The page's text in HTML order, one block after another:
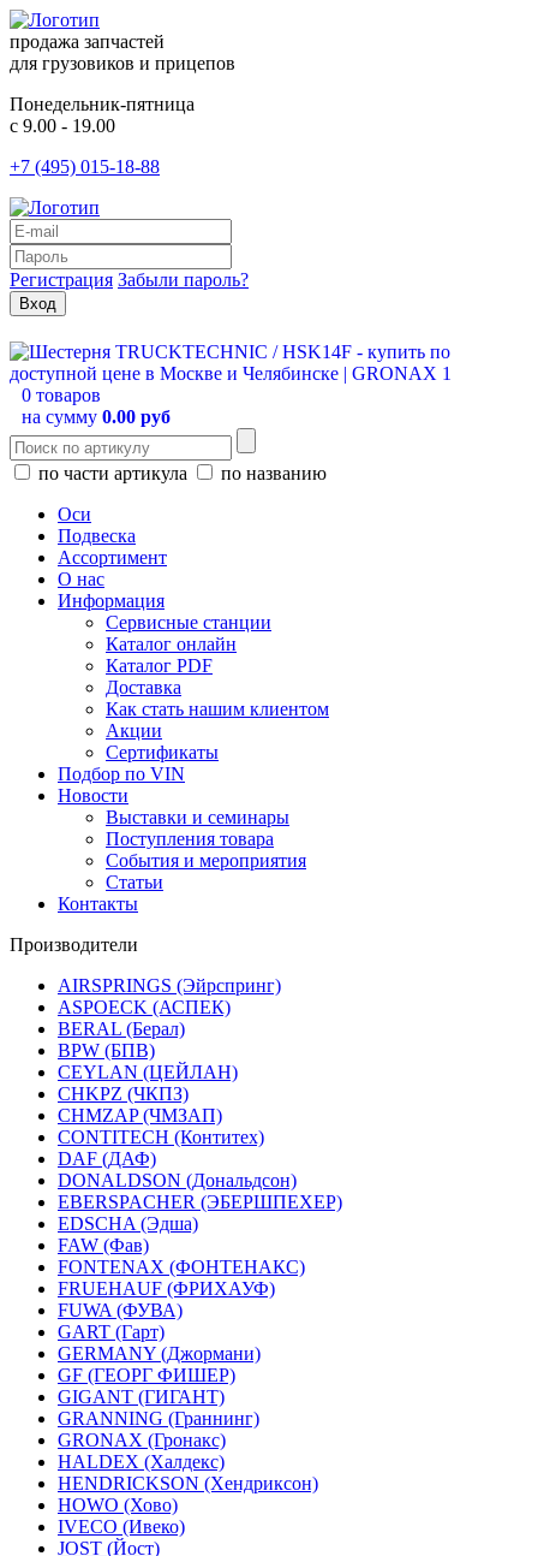
продажа запчастей
для грузовиков и прицепов
Понедельник-пятница
с 9.00 - 19.00
+7 (495) 015-18-88
Регистрация Забыли пароль?
0 товаров
на сумму 0.00 руб
по части артикула
по названию
Оси
Подвеска
Ассортимент
О нас
Информация
Сервисные станции
Каталог онлайн
Каталог PDF
Доставка
Как стать нашим клиентом
Акции
Сертификаты
Подбор по VIN
Новости
Выставки и семинары
Поступления товара
События и мероприятия
Статьи
Контакты
Производители
AIRSPRINGS (Эйрспринг)
ASPOECK (АСПЕК)
BERAL (Берал)
BPW (БПВ)
CEYLAN (ЦЕЙЛАН)
CHKPZ (ЧКПЗ)
CHMZAP (ЧМЗАП)
CONTITECH (Контитех)
DAF (ДАФ)
DONALDSON (Дональдсон)
EBERSPACHER (ЭБЕРШПЕХЕР)
EDSCHA (Эдша)
FAW (Фав)
FONTENAX (ФОНТЕНАКС)
FRUEHAUF (ФРИХАУФ)
FUWA (ФУВА)
GART (Гарт)
GERMANY (Джормани)
GF (ГЕОРГ ФИШЕР)
GIGANT (ГИГАНТ)
GRANNING (Граннинг)
GRONAX (Гронакс)
HALDEX (Халдекс)
HENDRICKSON (Хендриксон)
HOWO (Хово)
IVECO (Ивеко)
JOST (Йост)